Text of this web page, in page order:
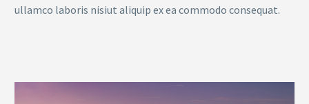
ullamco laboris nisiut aliquip ex ea commodo consequat.